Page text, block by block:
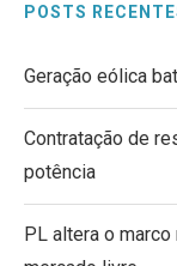
POSTS
Geração eólica
Contratação de
potência
PL altera o